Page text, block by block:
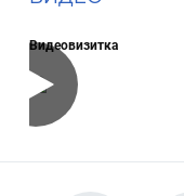
Видеовизитка